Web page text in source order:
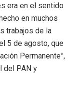
era en el sentido
en muchos
trabajos de la
5 de agosto, que
Permanente”,
del PAN y